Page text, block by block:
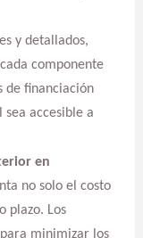
y detallados,
componente
de financiación
accesible a
en
no solo el costo
plazo. Los
minimizar los